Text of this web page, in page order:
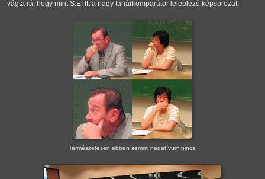
vágta rá, hogy mint S.E! Itt a nagy tanárkomparátor leleplező képsorozat:
Természetesen ebben semmi negatívum nincs.